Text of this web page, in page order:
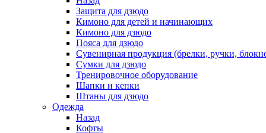
Защита для дзюдо
Кимоно для детей и начинающих
Кимоно для дзюдо
Пояса для дзюдо
Сувенирная продукция (брелки, ручки,
Сумки для дзюдо
Тренировочное оборудование
Шапки и кепки
Штаны для дзюдо
Одежда
Назад
Кофты